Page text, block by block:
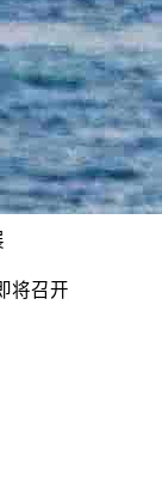
将召开